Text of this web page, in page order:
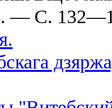
— С.